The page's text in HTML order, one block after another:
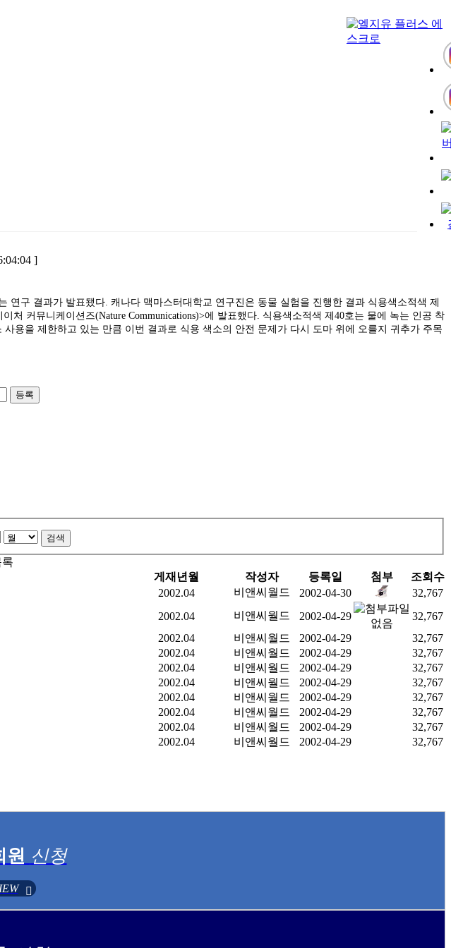
]
연구 결과가 발표됐다. 캐나다 맥마스터대학교 연구진은 동물 실험을 진행한 결과 식용색소적색 제
커뮤니케이션즈(Nature Communications)>에 발표했다. 식용색소적색 제40호는 물에 녹는 인공 착
용을 제한하고 있는 만큼 이번 결과로 식용 색소의 안전 문제가 다시 도마 위에 오를지 귀추가 주목
등록
검색
게재년월 작성자 등록일 첨부
조회수
2002.04 비앤씨월드 2002-04-30
32,767
2002.04 비앤씨월드 2002-04-29
32,767
2002.04 비앤씨월드 2002-04-29
32,767
2002.04 비앤씨월드 2002-04-29
32,767
2002.04 비앤씨월드 2002-04-29
32,767
2002.04 비앤씨월드 2002-04-29
32,767
2002.04 비앤씨월드 2002-04-29
32,767
2002.04 비앤씨월드 2002-04-29
32,767
2002.04 비앤씨월드 2002-04-29
32,767
2002.04 비앤씨월드 2002-04-29 32,767
원 신청